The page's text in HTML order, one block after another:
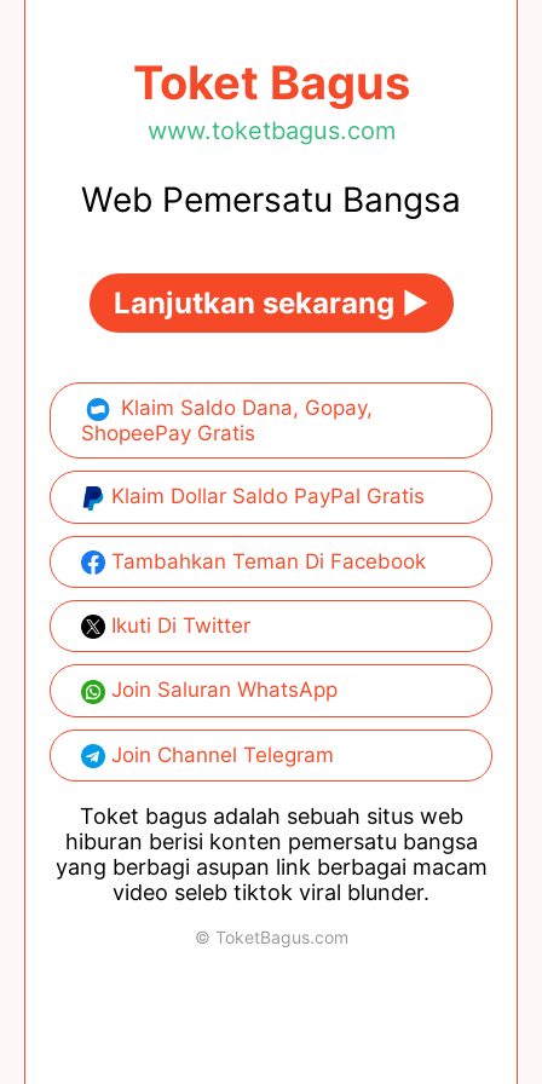
Toket Bagus
www.toketbagus.com
Web Pemersatu Bangsa
Lanjutkan sekarang ►
Klaim Saldo Dana, Gopay,
ShopeePay Gratis
Klaim Dollar Saldo PayPal Gratis
Tambahkan Teman Di Facebook
Ikuti Di Twitter
Join Saluran WhatsApp
Join Channel Telegram
Toket bagus adalah sebuah situs web
hiburan berisi konten pemersatu bangsa
yang berbagi asupan link berbagai macam
video seleb tiktok viral blunder.
© ToketBagus.com